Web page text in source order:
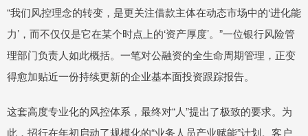
“我们风控理念的转变，是更关注借款主体在动态市场中的‘进化能
力’，而不仅仅是它在某个时点上的‘资产厚度’。”一位银行风险管
理部门负责人如此概括。一笔对公融资的全生命周期管理，正变
得愈加贴近一份持续更新的企业基本面投资跟踪报告。
这套高度专业化的风控体系，最终对“人”提出了极致的要求。为
此，招行在年初启动了规模化的“业务人员产业赋能”计划。客户